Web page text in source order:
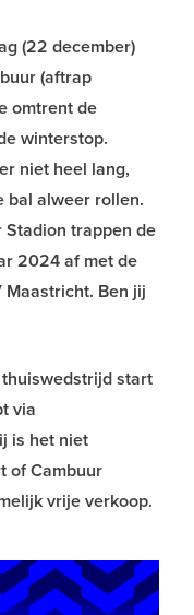
(22 december)
(aftrap
omtrent de
winterstop.
niet heel lang,
bal alweer rollen.
trappen de
2024 af met de
Ben jij
start
via
is het niet
of Cambuur
vrije verkoop.